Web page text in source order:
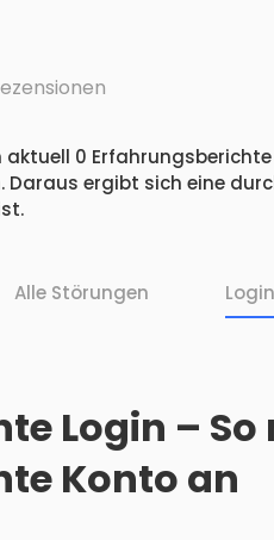
0
ergibt sich eine
Alle Störungen Login
Login –
Konto an